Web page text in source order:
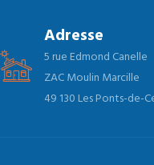
Adresse
5 rue Edmond Canelle
ZAC Moulin Marcille
49 130 Les Ponts-de-